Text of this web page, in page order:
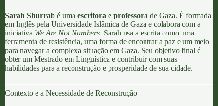
Sarah Shurrab é uma escritora e professora de Gaza. É formada
em Inglês pela Universidade Islâmica de Gaza e colabora com a
iniciativa We Are Not Numbers. Sarah usa a escrita como uma
ferramenta de resistência, uma forma de encontrar a paz e um meio
para navegar a complexa situação em Gaza. Seu objetivo final é
obter um Mestrado em Linguística e contribuir com suas
habilidades para a reconstrução e prosperidade de sua cidade.
Contexto e a Necessidade de Reconstrução